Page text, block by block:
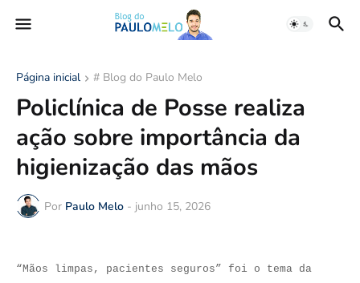
Página inicial # Blog do Paulo Melo
Policlínica de Posse realiza
ação sobre importância da
higienização das mãos
Por Paulo Melo - junho 15, 2026
“Mãos limpas, pacientes seguros” foi o tema da